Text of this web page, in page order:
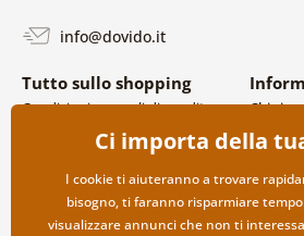
info@dovido.it
Tutto sullo shopping
Condizioni generali di vendita e
Politica sulla privacy
Opzioni di spedizione e
pagamento
Reso della merce
Chi
FAQ
Contatti
Ci importa della
I cookie ti aiuteranno a trovare
bisogno, ti faranno risparmiare
visualizzare annunci che non ti